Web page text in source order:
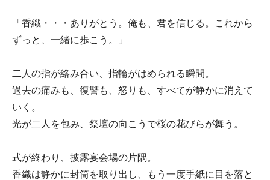
「香織・・・ありがとう。俺も、君を信じる。これから
ずっと、一緒に歩こう。」
二人の指が絡み合い、指輪がはめられる瞬間。
過去の痛みも、復讐も、怒りも、すべてが静かに消えて
いく。
光が二人を包み、祭壇の向こうで桜の花びらが舞う。
式が終わり、披露宴会場の片隅。
香織は静かに封筒を取り出し、もう一度手紙に目を落と